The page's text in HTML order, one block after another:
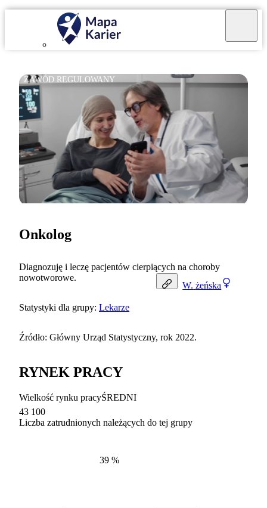
ZAWÓD REGULOWANY
W. żeńska
Onkolog
Diagnozuję i leczę pacjentów cierpiących na choroby
nowotworowe.
Statystyki dla grupy: Lekarze
Źródło: Główny Urząd Statystyczny, rok 2022.
RYNEK PRACY
Wielkość rynku pracyŚREDNI
43 100
Liczba zatrudnionych należących do tej grupy
39 %